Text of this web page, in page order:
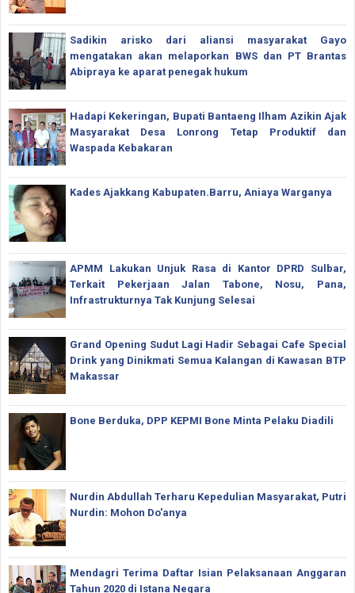
Sadikin arisko dari aliansi masyarakat Gayo
mengatakan akan melaporkan BWS dan PT Brantas
Abipraya ke aparat penegak hukum
Hadapi Kekeringan, Bupati Bantaeng Ilham Azikin Ajak
Masyarakat Desa Lonrong Tetap Produktif dan
Waspada Kebakaran
Kades Ajakkang Kabupaten.Barru, Aniaya Warganya
APMM Lakukan Unjuk Rasa di Kantor DPRD Sulbar,
Terkait Pekerjaan Jalan Tabone, Nosu, Pana,
Infrastrukturnya Tak Kunjung Selesai
Grand Opening Sudut Lagi Hadir Sebagai Cafe Special
Drink yang Dinikmati Semua Kalangan di Kawasan BTP
Makassar
Bone Berduka, DPP KEPMI Bone Minta Pelaku Diadili
Nurdin Abdullah Terharu Kepedulian Masyarakat, Putri
Nurdin: Mohon Do'anya
Mendagri Terima Daftar Isian Pelaksanaan Anggaran
Tahun 2020 di Istana Negara